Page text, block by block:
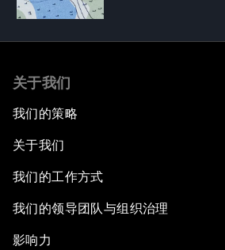
关于我们
我们的策略
关于我们
我们的工作方式
我们的领导团队与组织治理
影响力